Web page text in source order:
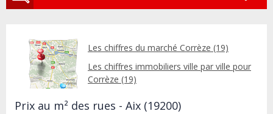
Les chiffres du marché Corrèze (19)
Les chiffres immobiliers ville par ville pour
Corrèze (19)
Prix au m² des rues - Aix (19200)